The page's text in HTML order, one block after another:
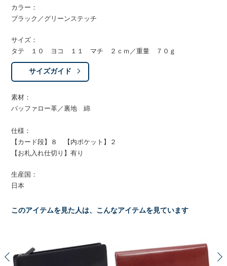
カラー：
ブラック／グリーンステッチ
サイズ：
タテ １０ ヨコ １１ マチ ２ｃｍ／重量 ７０ｇ
サイズガイド
素材：
バッファロー革／裏地 綿
仕様：
【カード段】８ 【内ポケット】２
【お札入れ仕切り】有り
生産国：
日本
このアイテムを見た人は、こんなアイテムを見ています